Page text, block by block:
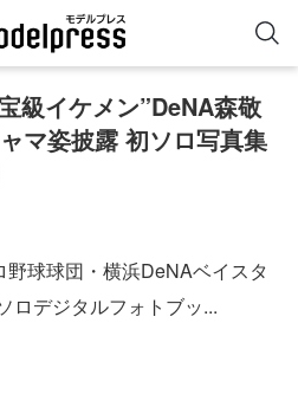
級イケメン”DeNA森敬
マ姿披露 初ソロ写真集
球球団・横浜DeNAベイスタ
ロデジタルフォトブッ...